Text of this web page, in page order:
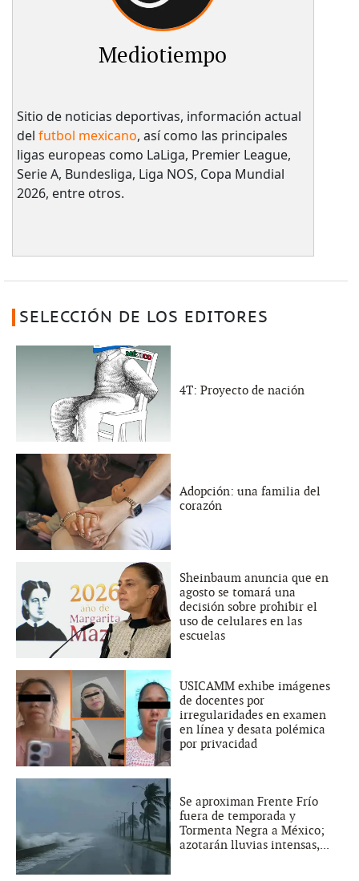
Mediotiempo
Sitio de noticias deportivas, información actual
del futbol mexicano, así como las principales
ligas europeas como LaLiga, Premier League,
Serie A, Bundesliga, Liga NOS, Copa Mundial
2026, entre otros.
SELECCIÓN DE LOS EDITORES
4T: Proyecto de nación
Adopción: una familia del
corazón
Sheinbaum anuncia que en
agosto se tomará una
decisión sobre prohibir el
uso de celulares en las
escuelas
USICAMM exhibe imágenes
de docentes por
irregularidades en examen
en línea y desata polémica
por privacidad
Se aproximan Frente Frío
fuera de temporada y
Tormenta Negra a México;
azotarán lluvias intensas,...